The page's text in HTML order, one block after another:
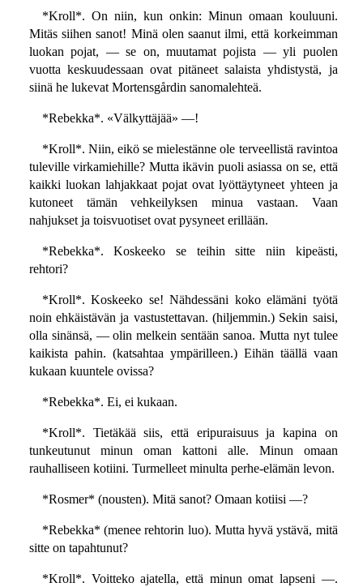
*Kroll*. On niin, kun onkin: Minun omaan kouluuni.
Mitäs siihen sanot! Minä olen saanut ilmi, että korkeimman
luokan pojat, — se on, muutamat pojista — yli puolen
vuotta keskuudessaan ovat pitäneet salaista yhdistystä, ja
siinä he lukevat Mortensgårdin sanomalehteä.
*Rebekka*. «Välkyttäjää» —!
*Kroll*. Niin, eikö se mielestänne ole terveellistä ravintoa
tuleville virkamiehille? Mutta ikävin puoli asiassa on se, että
kaikki luokan lahjakkaat pojat ovat lyöttäytyneet yhteen ja
kutoneet tämän vehkeilyksen minua vastaan. Vaan
nahjukset ja toisvuotiset ovat pysyneet erillään.
*Rebekka*. Koskeeko se teihin sitte niin kipeästi,
rehtori?
*Kroll*. Koskeeko se! Nähdessäni koko elämäni työtä
noin ehkäistävän ja vastustettavan. (hiljemmin.) Sekin saisi,
olla sinänsä, — olin melkein sentään sanoa. Mutta nyt tulee
kaikista pahin. (katsahtaa ympärilleen.) Eihän täällä vaan
kukaan kuuntele ovissa?
*Rebekka*. Ei, ei kukaan.
*Kroll*. Tietäkää siis, että eripuraisuus ja kapina on
tunkeutunut minun oman kattoni alle. Minun omaan
rauhalliseen kotiini. Turmelleet minulta perhe-elämän levon.
*Rosmer* (nousten). Mitä sanot? Omaan kotiisi —?
*Rebekka* (menee rehtorin luo). Mutta hyvä ystävä, mitä
sitte on tapahtunut?
*Kroll*. Voitteko ajatella, että minun omat lapseni —.